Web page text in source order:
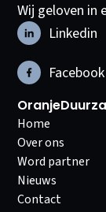
Wij geloven in
Linkedin
Facebook
Home
Over ons
Word partner
Nieuws
Contact